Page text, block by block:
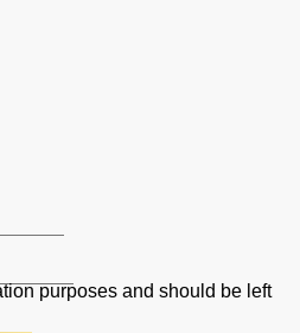
purposes and should be left